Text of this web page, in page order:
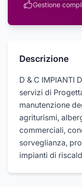
Gestione
Descrizione
D & C IMPIANTI
servizi di
manutenzione
agriturismi,
commerciali,
sorveglianza,
impianti di